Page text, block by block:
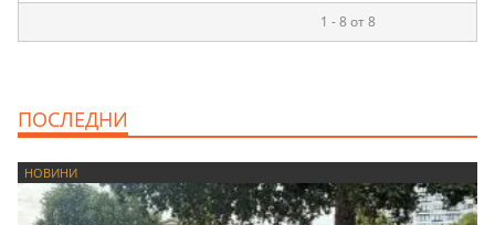
1 - 8 от 8
ПОСЛЕДНИ
НОВИНИ